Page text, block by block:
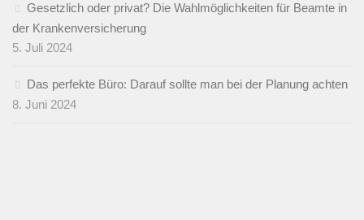
Gesetzlich oder privat? Die Wahlmöglichkeiten für Beamte in
der Krankenversicherung
5. Juli 2024
Das perfekte Büro: Darauf sollte man bei der Planung achten
8. Juni 2024